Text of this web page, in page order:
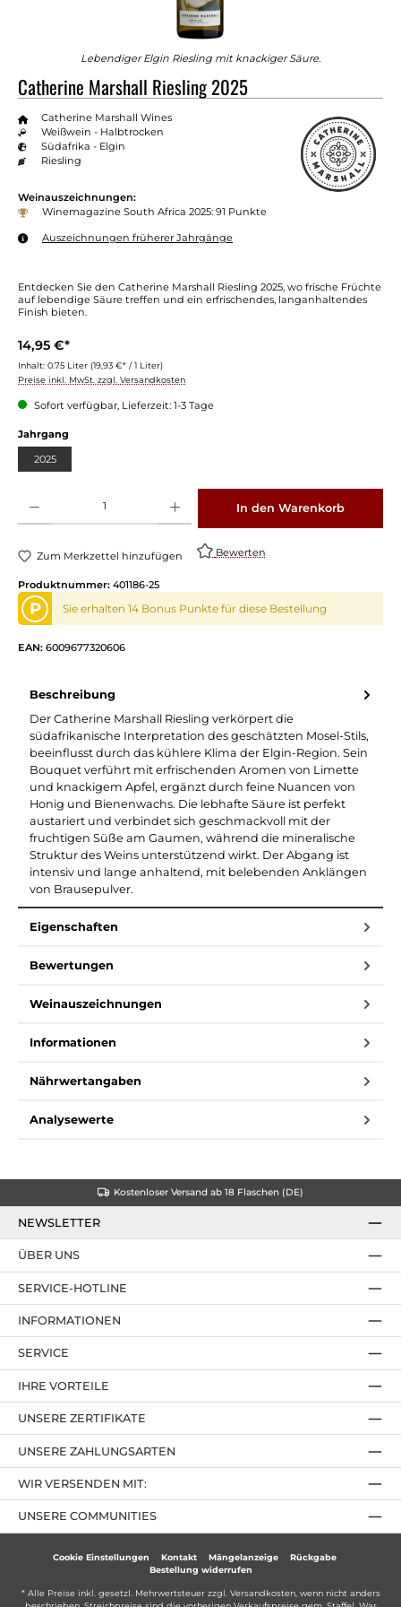
Lebendiger Elgin Riesling mit knackiger Säure.
Catherine Marshall Riesling 2025
Catherine Marshall Wines
Weißwein - Halbtrocken
Südafrika - Elgin
Riesling
Weinauszeichnungen:
Winemagazine South Africa 2025: 91 Punkte
Auszeichnungen früherer Jahrgänge
Entdecken Sie den Catherine Marshall Riesling 2025, wo frische Früchte
auf lebendige Säure treffen und ein erfrischendes, langanhaltendes
Finish bieten.
14,95 €*
Inhalt: 0.75 Liter (19,93 €* / 1 Liter)
Preise inkl. MwSt. zzgl. Versandkosten
Sofort verfügbar, Lieferzeit: 1-3 Tage
Jahrgang
2025
In den Warenkorb
Zum Merkzettel hinzufügen Bewerten
Produktnummer: 401186-25
P Sie erhalten 14 Bonus Punkte für diese Bestellung
EAN: 6009677320606
Beschreibung
Der Catherine Marshall Riesling verkörpert die
südafrikanische Interpretation des geschätzten Mosel-Stils,
beeinflusst durch das kühlere Klima der Elgin-Region. Sein
Bouquet verführt mit erfrischenden Aromen von Limette
und knackigem Apfel, ergänzt durch feine Nuancen von
Honig und Bienenwachs. Die lebhafte Säure ist perfekt
austariert und verbindet sich geschmackvoll mit der
fruchtigen Süße am Gaumen, während die mineralische
Struktur des Weins unterstützend wirkt. Der Abgang ist
intensiv und lange anhaltend, mit belebenden Anklängen
von Brausepulver.
Eigenschaften
Bewertungen
Weinauszeichnungen
Informationen
Nährwertangaben
Analysewerte
Kostenloser Versand ab 18 Flaschen (DE)
NEWSLETTER
SERVICE-HOTLINE
IHRE VORTEILE
UNSERE ZAHLUNGSARTEN
ÜBER UNS
UNSERE ZERTIFIKATE
INFORMATIONEN
SERVICE
UNSERE COMMUNITIES
WIR VERSENDEN MIT:
Cookie Einstellungen Kontakt Mängelanzeige
Rückgabe
Bestellung widerrufen
* Alle Preise inkl. gesetzl. Mehrwertsteuer zzgl. Versandkosten, wenn nicht anders